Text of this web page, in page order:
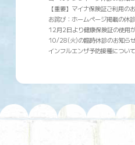
【重要】マイナ保険証ご利用の
お詫び：ホームページ掲載の休
12月2日より健康保険証の使用
10/28(火)の臨時休診のお知ら
インフルエンザ予防接種について